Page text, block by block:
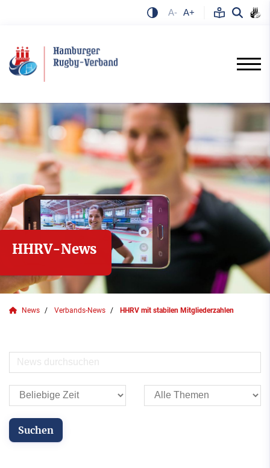
A- A+
HHRV-News
News Verbands-News HHRV mit stabilen Mitgliederzahlen